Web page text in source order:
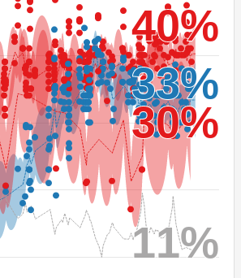
40%
40%
33%
33%
30%
30%
11%
11%